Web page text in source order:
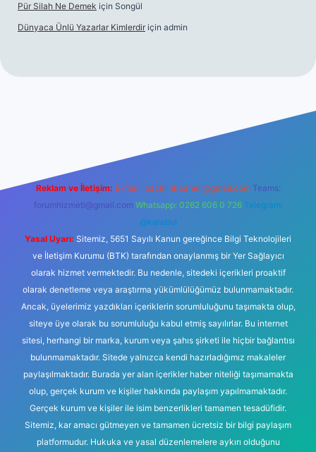
Pür Silah Ne Demek için Songül
Dünyaca Ünlü Yazarlar Kimlerdir için admin
Reklam ve İletişim: E-mail: backlinkpaneli@gmail.com Teams:
forumhizmeti@gmail.com Whatsapp: 0262 606 0 726 Telegram:
@karabul
Yasal Uyarı: Sitemiz, 5651 Sayılı Kanun gereğince Bilgi Teknolojileri
ve İletişim Kurumu (BTK) tarafından onaylanmış bir Yer Sağlayıcı
olarak hizmet vermektedir. Bu nedenle, sitedeki içerikleri proaktif
olarak denetleme veya araştırma yükümlülüğümüz bulunmamaktadır.
Ancak, üyelerimiz yazdıkları içeriklerin sorumluluğunu taşımakta olup,
siteye üye olarak bu sorumluluğu kabul etmiş sayılırlar. Bu internet
sitesi, herhangi bir marka, kurum veya şahıs şirketi ile hiçbir bağlantısı
bulunmamaktadır. Sitede yalnızca kendi hazırladığımız makaleler
paylaşılmaktadır. Burada yer alan içerikler haber niteliği taşımamakta
olup, gerçek kurum ve kişiler hakkında paylaşım yapılmamaktadır.
Gerçek kurum ve kişiler ile isim benzerlikleri tamamen tesadüfidir.
Sitemiz, kar amacı gütmeyen ve tamamen ücretsiz bir bilgi paylaşım
platformudur. Hukuka ve yasal düzenlemelere aykırı olduğunu